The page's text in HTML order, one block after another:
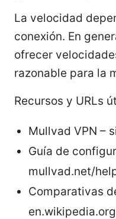
La velocidad
conexión. En
ofrecer
razonable para la
Recursos y URLs
Mullvad VPN –
Guía de
mullvad.net/
Comparativas